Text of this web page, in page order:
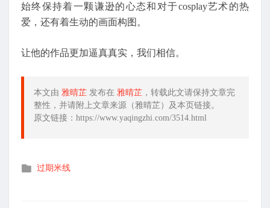
始终保持着一颗谦逊的心态和对于cosplay艺术的热
爱，还有着生动的画面构图。
让他的作品更加逼真真实，我们相信。
本文由 雅晴芷 发布在 雅晴芷 ，转载此文请保持文章完
整性，并请附上文章来源（雅晴芷）及本页链接。
原文链接：https://www.yaqingzhi.com/3514.html
发
过期米线